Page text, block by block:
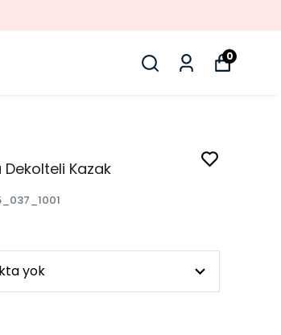
0
Dekolteli Kazak